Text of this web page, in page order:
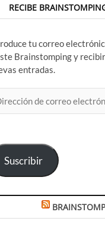
RECIBE
tu correo
Brainstomping y
entradas.
Suscribir